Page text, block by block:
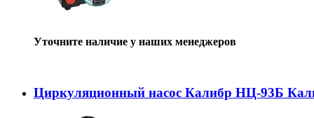
Уточните наличие у наших менеджеров
Циркуляционный насос Калибр НЦ-93Б